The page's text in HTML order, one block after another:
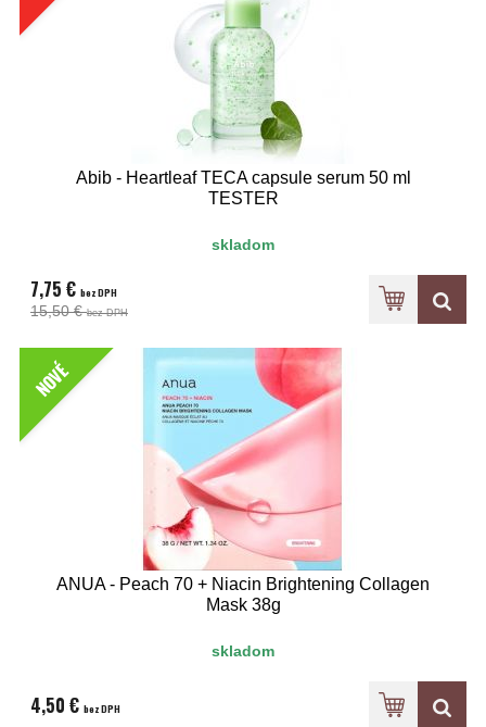
Abib - Heartleaf TECA capsule serum 50 ml
TESTER
skladom
7,75 € bez DPH
15,50 €bez DPH
NOVÉ
ANUA - Peach 70 + Niacin Brightening Collagen
Mask 38g
skladom
4,50 € bez DPH